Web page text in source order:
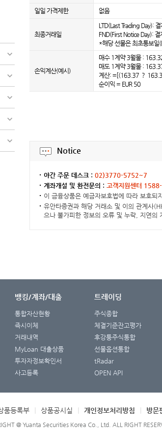
일일 가격제한
없음
최종거래일
LTD(Last Trading Day):
FND(First Notice Day):
*해당 선물은 최초통보일
손익계산(예시)
매수 1계약 3월물 :
매도 1계약 3월물 :
계산: =[(163.37 ？
순이익 = EUR 50
Notice
야간 주문 데스크 : 02)3770-5752~7
계좌개설 및 환전문의 : 고객지원센터
이 금융상품은 예금자보호법에 따라 보호되
유안타증권과 해당 거래소 및 이의 관계사
으나 불가피한 정보의 오류 및 누락, 지연의
뱅킹/계좌/대출
통합자산현황
즉시이체
거래내역
MyLoan 대출상품
투자자정보확인서
사고등록
트레이딩
주식종합
체결기준잔고평가
후강퉁주식통합
선물옵션통합
tRadar
OPEN API
품등록부 상품공시실 개인정보처리방침 방문
@ Yuanta Securities Korea Co., Ltd. ALL RIGHT